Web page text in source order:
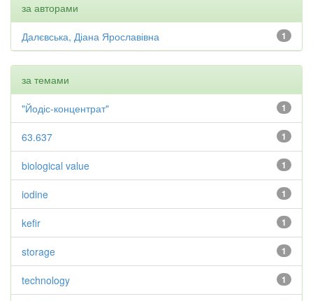
за авторами
1
Далєвська, Діана Ярославівна
за темами
1
"Йодіс-концентрат"
1
63.637
1
biological value
1
iodine
1
kefir
1
storage
1
technology